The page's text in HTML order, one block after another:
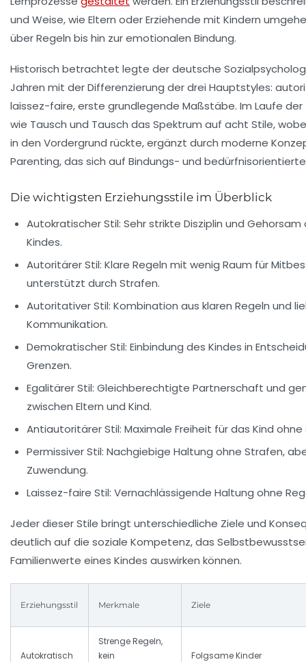
und Weise, wie Eltern oder Erziehende mit Kindern
über Regeln bis hin zur emotionalen Bindung.
Historisch betrachtet legte der deutsche
Jahren mit der Differenzierung der drei Hauptstyles:
laissez-faire, erste grundlegende Maßstäbe. Im Laufe
wie Tausch und Tausch das Spektrum auf acht Stile,
in den Vordergrund rückte, ergänzt durch moderne
Parenting, das sich auf Bindungs- und
Die wichtigsten Erziehungsstile im Überblick
Autokratischer Stil: Sehr strikte Disziplin und
Kindes.
Autoritärer Stil: Klare Regeln mit wenig Raum für
unterstützt durch Strafen.
Autoritativer Stil: Kombination aus klaren Regeln und
Kommunikation.
Demokratischer Stil: Einbindung des Kindes in
Grenzen.
Egalitärer Stil: Gleichberechtigte Partnerschaft und
zwischen Eltern und Kind.
Antiautoritärer Stil: Maximale Freiheit für das Kind
Permissiver Stil: Nachgiebige Haltung ohne Strafen,
Zuwendung.
Laissez-faire Stil: Vernachlässigende Haltung ohne
Jeder dieser Stile bringt unterschiedliche Ziele und
deutlich auf die soziale Kompetenz, das
Familienwerte eines Kindes auswirken können.
Erziehungsstil Merkmale Ziele
Autokratisch
Strenge Regeln,
kein
Folgsame Kinder